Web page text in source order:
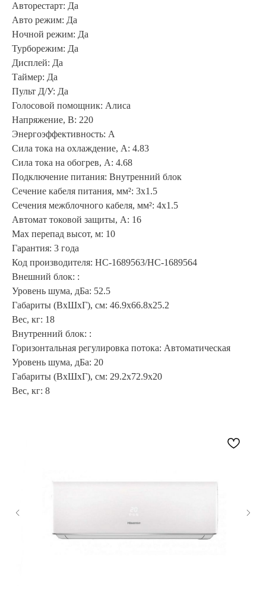
Авторестарт: Да
Авто режим: Да
Ночной режим: Да
Турборежим: Да
Дисплей: Да
Таймер: Да
Пульт Д/У: Да
Голосовой помощник: Алиса
Напряжение, В: 220
Энергоэффективность: A
Сила тока на охлаждение, А: 4.83
Сила тока на обогрев, А: 4.68
Подключение питания: Внутренний блок
Сечение кабеля питания, мм²: 3x1.5
Сечения межблочного кабеля, мм²: 4x1.5
Автомат токовой защиты, А: 16
Max перепад высот, м: 10
Гарантия: 3 года
Код производителя: НС-1689563/НС-1689564
Внешний блок: :
Уровень шума, дБа: 52.5
Габариты (ВхШхГ), см: 46.9x66.8x25.2
Вес, кг: 18
Внутренний блок: :
Горизонтальная регулировка потока: Автоматическая
Уровень шума, дБа: 20
Габариты (ВхШхГ), см: 29.2x72.9x20
Вес, кг: 8